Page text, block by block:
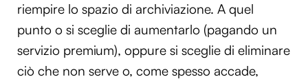
riempire lo spazio di archiviazione. A quel
punto o si sceglie di aumentarlo (pagando un
servizio premium), oppure si sceglie di eliminare
ciò che non serve o, come spesso accade,